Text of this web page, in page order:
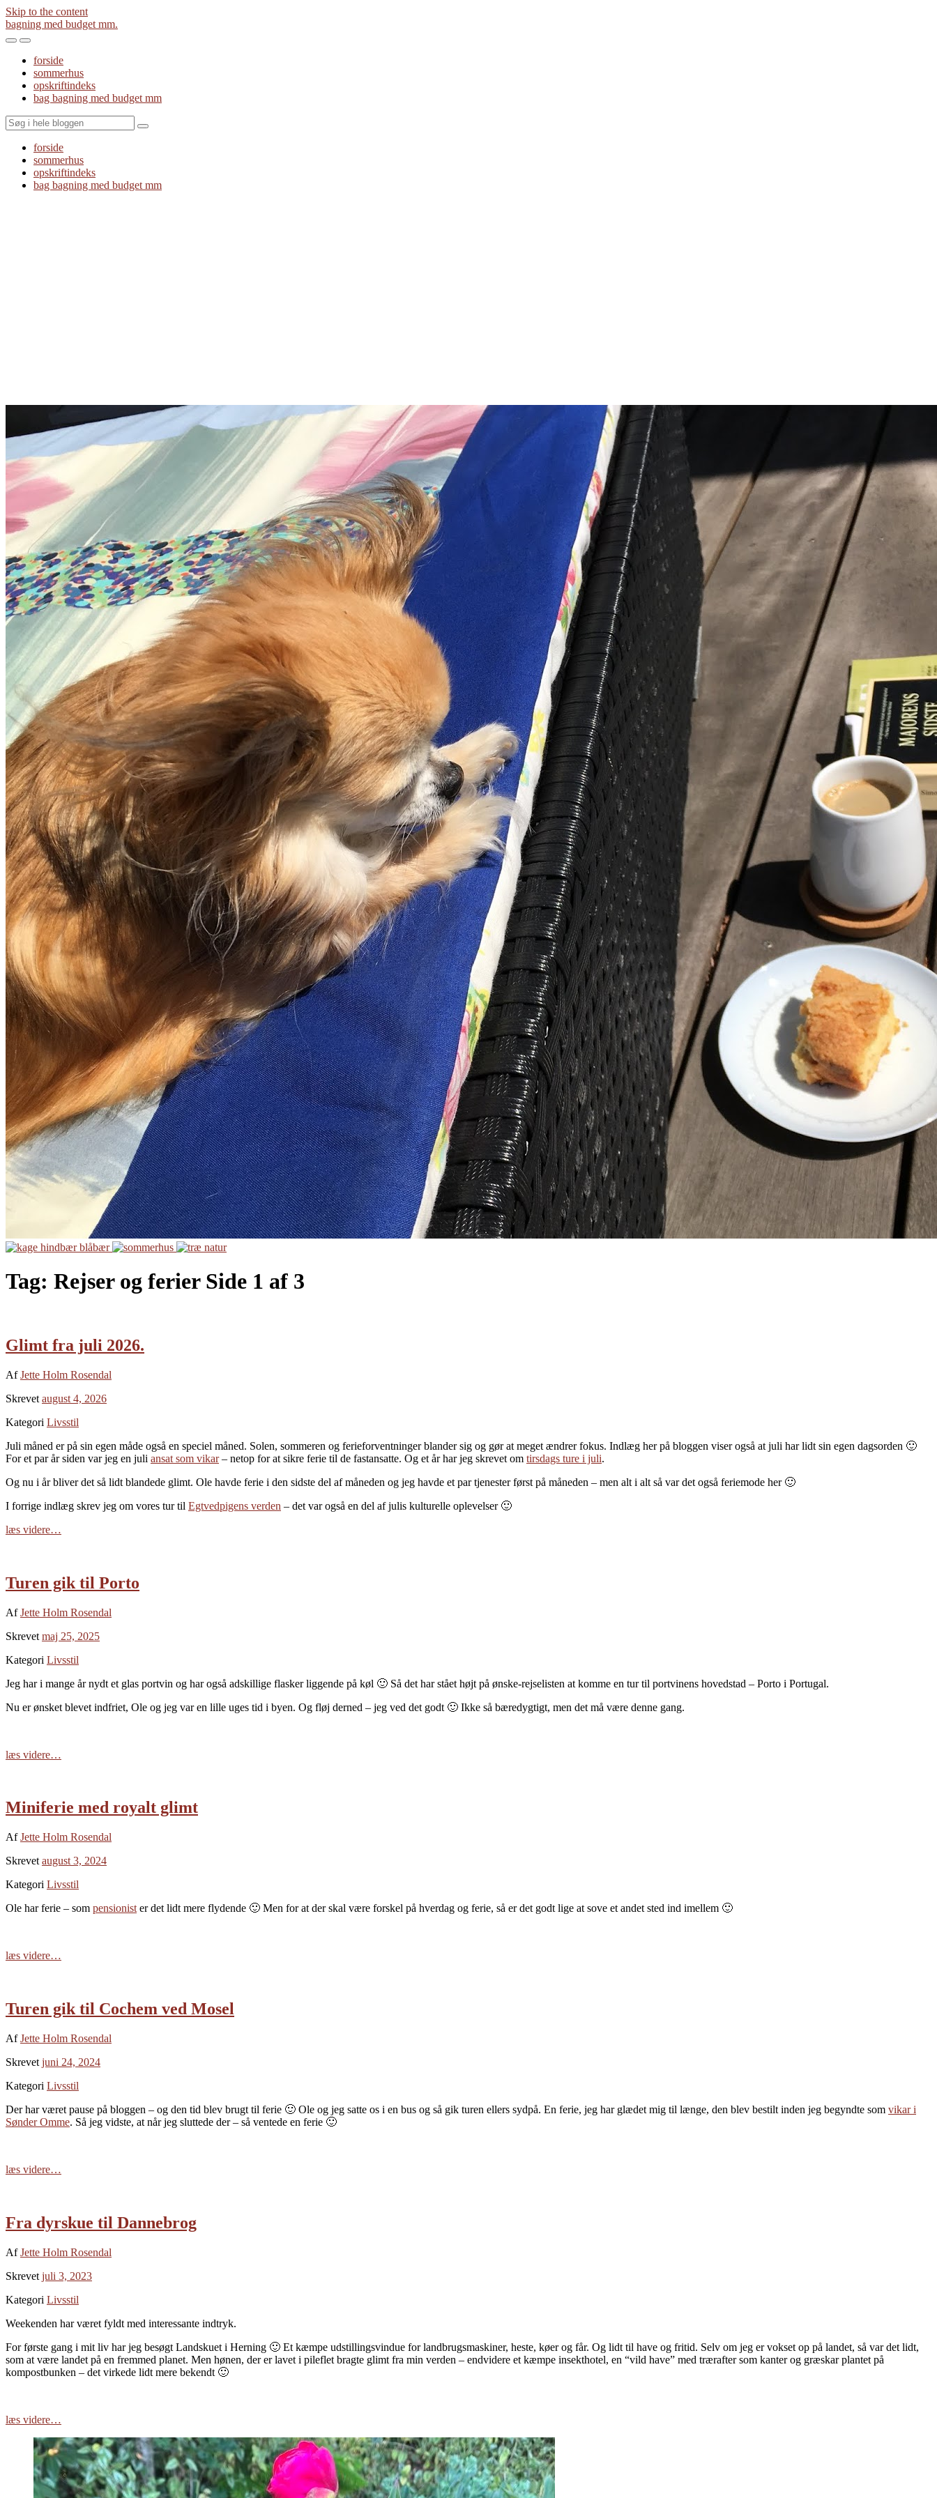
Skip to the content
bagning med budget mm.
Toggle
mobile
menu
Toggle
the
search
field
forside
sommerhus
opskriftindeks
bag bagning med budget mm
Search
forside
sommerhus
opskriftindeks
bag bagning med budget mm
Tag: Rejser og ferier Side 1 af 3
Glimt fra juli 2026.
AfJette Holm Rosendal
Skrevet august 4, 2026
Kategori Livsstil
Juli måned er på sin egen måde også en speciel måned. Solen, sommeren og ferieforventninger blander sig og gør at meget ændrer fokus. Indlæg her på bloggen viser også at juli har lidt sin egen dagsorden 🙂
For et par år siden var jeg en juli ansat som vikar– netop for at sikre ferie til de fastansatte. Og et år har jeg skrevet om tirsdags ture i juli.
Og nu i år bliver det så lidt blandede glimt. Ole havde ferie i den sidste del af måneden og jeg havde et par tjenester først på måneden – men alt i alt så var det også feriemode her 🙂
I forrige indlæg skrev jeg om vores tur til Egtvedpigens verden – det var også en del af julis kulturelle oplevelser 🙂
læs videre…
Turen gik til Porto
AfJette Holm Rosendal
Skrevet maj 25, 2025
Kategori Livsstil
Jeg har i mange år nydt et glas portvin og har også adskillige flasker liggende på køl 🙂 Så det har stået højt på ønske-rejselisten at komme en tur til portvinens hovedstad – Porto i Portugal.
Nu er ønsket blevet indfriet, Ole og jeg var en lille uges tid i byen. Og fløj derned – jeg ved det godt 🙂 Ikke så bæredygtigt, men det må være denne gang.
læs videre…
Miniferie med royalt glimt
AfJette Holm Rosendal
Skrevet august 3, 2024
Kategori Livsstil
Ole har ferie – som pensionist er det lidt mere flydende 🙂 Men for at der skal være forskel på hverdag og ferie, så er det godt lige at sove et andet sted ind imellem 🙂
læs videre…
Turen gik til Cochem ved Mosel
AfJette Holm Rosendal
Skrevet juni 24, 2024
Kategori Livsstil
Der har været pause på bloggen – og den tid blev brugt til ferie 🙂 Ole og jeg satte os i en bus og så gik turen ellers sydpå. En ferie, jeg har glædet mig til længe, den blev bestilt inden jeg begyndte som vikar i
Sønder Omme. Så jeg vidste, at når jeg sluttede der – så ventede en ferie 🙂
læs videre…
Fra dyrskue til Dannebrog
AfJette Holm Rosendal
Skrevet juli 3, 2023
Kategori Livsstil
Weekenden har været fyldt med interessante indtryk.
For første gang i mit liv har jeg besøgt Landskuet i Herning 🙂 Et kæmpe udstillingsvindue for landbrugsmaskiner, heste, køer og får. Og lidt til have og fritid. Selv om jeg er vokset op på landet, så var det lidt,
som at være landet på en fremmed planet. Men hønen, der er lavet i pileflet bragte glimt fra min verden – endvidere et kæmpe insekthotel, en “vild have” med trærafter som kanter og græskar plantet på
kompostbunken – det virkede lidt mere bekendt 🙂
læs videre…